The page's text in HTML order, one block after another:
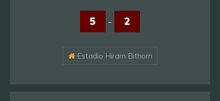
5 - 2
Estadio Hiram Bithorn